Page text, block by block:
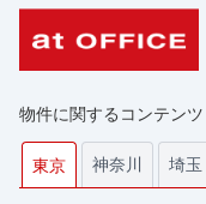
物件に関するコンテンツ
東京 神奈川 埼玉